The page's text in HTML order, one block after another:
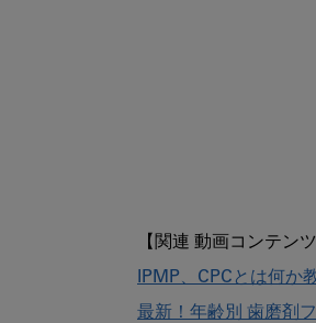
IPMP、CPCとは何か
最新！年齢別 歯磨剤